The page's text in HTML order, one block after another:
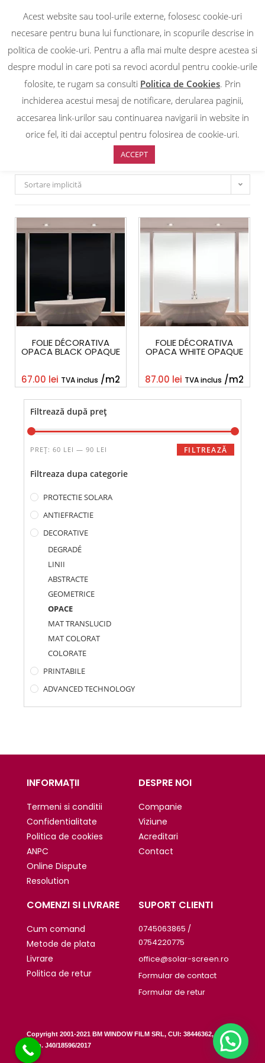
0
OPACE
Prima pagină / DECORATIVE / OPACE
Filtrează după preț
FILTREAZĂ
PREȚ: 60 LEI — 90 LEI
Filtreaza dupa categorie
PROTECTIE SOLARA
ANTIEFRACTIE
DECORATIVE
DEGRADÉ
LINII
ABSTRACTE
GEOMETRICE
OPACE
MAT TRANSLUCID
MAT COLORAT
COLORATE
PRINTABILE
ADVANCED TECHNOLOGY
OPACE
Sortare implicită
FOLIE DÉCORATIVA
OPACA BLACK OPAQUE
67.00 lei TVA inclus /m2
FOLIE DÉCORATIVA
OPACA WHITE OPAQUE
87.00 lei TVA inclus /m2
INFORMAȚII
Termeni si conditii
Confidentialitate
Politica de cookies
ANPC
Online Dispute
Resolution
DESPRE NOI
Companie
Viziune
Acreditari
Contact
COMENZI SI LIVRARE
Cum comand
Metode de plata
Livrare
Politica de retur
SUPORT CLIENTI
0745063865 /
0754220775
office@solar-screen.ro
Formular de contact
Formular de retur
Copyright 2001-2021 BM WINDOW FILM SRL, CUI: 38446362, Reg.
Com. J40/18596/2017
Acest website sau tool-urile externe, folosesc cookie-uri
necesare pentru buna lui functionare, in scopurile descrise in
politica de cookie-uri. Pentru a afla mai multe despre acestea si
despre modul in care poti sa revoci acordul pentru cookie-urile
folosite, te rugam sa consulti Politica de Cookies. Prin
inchiderea acestui mesaj de notificare, derularea paginii,
accesarea link-urilor sau continuarea navigarii in website in
orice fel, iti dai acceptul pentru folosirea de cookie-uri.
ACCEPT